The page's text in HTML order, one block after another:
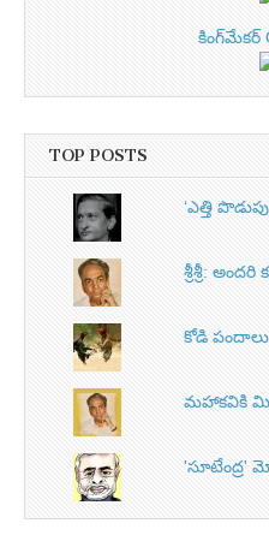
కింగ్‌మేకర్
TOP POSTS
‘ఎత్తి
శ్రీశ్రీ:
కోడి పందాలు
మహాకవికి
'సూటేంద్ర'